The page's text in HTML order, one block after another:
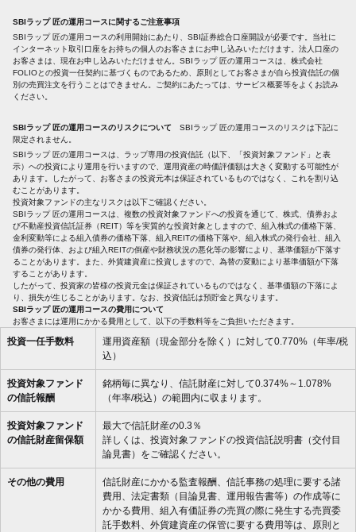
SBIラップ 匠の運用コースに関するご注意事項
SBIラップ 匠の運用コースの利用開始にあたり、SBI証券総合口座開設が必要です。当社に
インターネット取引口座をお持ちの個人のお客さまにお申し込みいただけます。法人口座の
お客さまは、現在お申し込みいただけません。SBIラップ 匠の運用コースは、株式会社
FOLIOとの投資一任契約に基づくものであるため、原則としてお客さまが自ら投資信託の個
別の売買注文を行うことはできません。ご契約にあたっては、サービス概要等をよくお読み
ください。
SBIラップ 匠の運用コースのリスクについて
SBIラップ 匠の運用コースのリスクは下記に
限定されません。
SBIラップ 匠の運用コースは、ラップ専用の投資信託（以下、「投資対象ファンド」と表
示）への投資により運用を行いますので、運用資産の時価評価額は大きく変動する可能性が
あります。したがって、お客さまの投資元本は保証されているものではなく、これを割り込
むことがあります。
投資対象ファンドの主なリスクは以下ご確認ください。
SBIラップ 匠の運用コースは、複数の投資対象ファンドへの投資を通じて、株式、債券およ
び不動産投資信託証券（REIT）等を実質的な投資対象としますので、組入株式の価格下落、
金利変動等による組入債券の価格下落、組入REITの価格下落や、組入株式の発行会社、組入
債券の発行体、および組入REITの倒産や財務状況の悪化等の影響により、基準価額が下落す
ることがあります。また、外貨建資産に投資しますので、為替の変動により基準価額が下落
することがあります。
したがって、投資家の皆様の投資元金は保証されているものではなく、基準価額の下落によ
り、損失が生じることがあります。なお、投資信託は預貯金と異なります。
SBIラップ 匠の運用コースの費用について
お客さまには運用にかかる費用として、以下の手数料等をご負担いただきます。
投資一任手数料
運用資産額（現金部分を除く）に対して0.770%（年率/税
込）
投資対象ファンド
の信託報酬
銘柄毎に異なり、信託財産に対して0.374%～1.078%
（年率/税込）の範囲内に収まります。
投資対象ファンド
の信託財産留保額
最大で信託財産の0.3％
詳しくは、投資対象ファンドの投資信託説明書（交付目
論見書）をご確認ください。
その他の費用
信託財産にかかる監査報酬、信託事務の処理に要する諸
費用、法定書類（目論見書、運用報告書等）の作成等に
かかる費用、組入有価証券の売買の際に発生する売買委
託手数料、外貨建資産の保管に要する費用等は、原則と